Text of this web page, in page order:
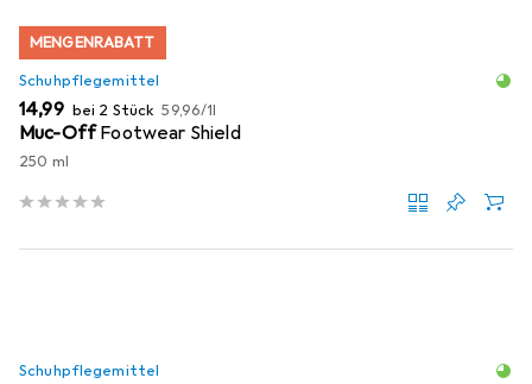
MENGENRABATT
Schuhpflegemittel
EUR
14,99 bei 2 Stück EUR
59,96/1l
Muc-OffFootwear Shield
250 ml
Schuhpflegemittel